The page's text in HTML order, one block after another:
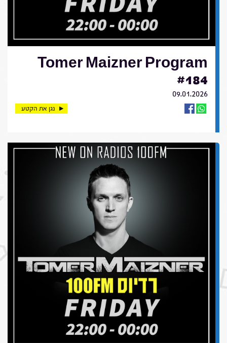
Tomer Maizner Program
#184
09.01.2026
נגן את הקטע